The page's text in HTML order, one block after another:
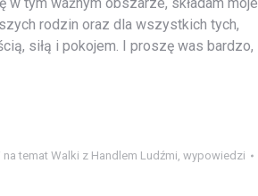
rodzin oraz dla wszystkich tych,
siłą i pokojem. I proszę was bardzo,
temat Walki z Handlem Ludźmi, wypowiedzi